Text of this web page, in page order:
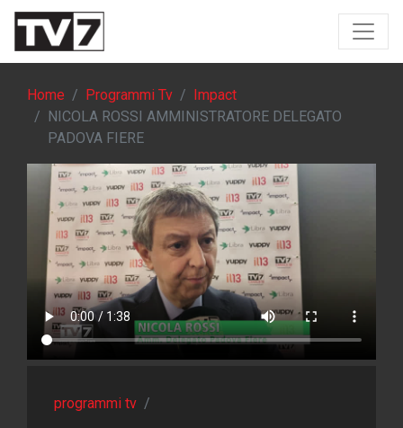
Home Programmi Tv
Impact
NICOLA ROSSI AMMINISTRATORE DELEGATO
PADOVA FIERE
programmi tv /